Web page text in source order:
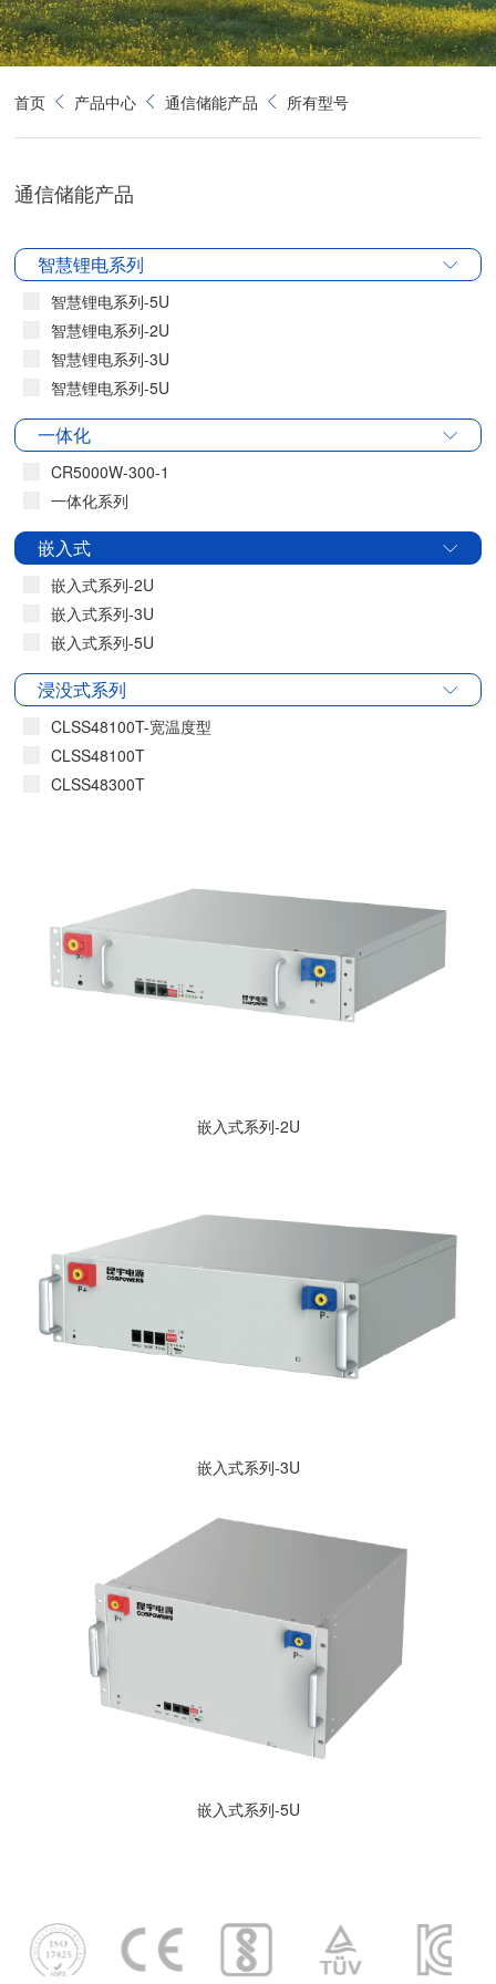
首页 产品中心 通信储能产品 所有型号
通信储能产品
智慧锂电系列
智慧锂电系列-5U
智慧锂电系列-2U
智慧锂电系列-3U
智慧锂电系列-5U
一体化
CR5000W-300-1
一体化系列
嵌入式
嵌入式系列-2U
嵌入式系列-3U
嵌入式系列-5U
浸没式系列
CLSS48100T-宽温度型
CLSS48100T
CLSS48300T
嵌入式系列-2U
嵌入式系列-3U
嵌入式系列-5U